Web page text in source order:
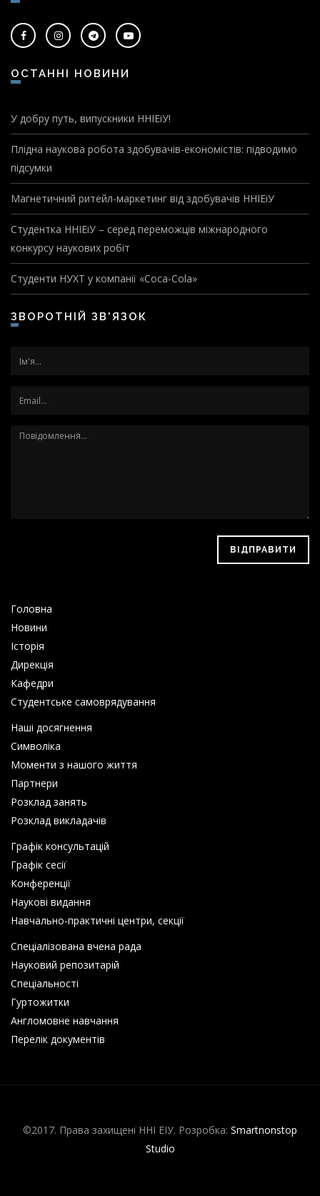
ОСТАННІ НОВИНИ
У добру путь, випускники ННІЕіУ!
Плідна наукова робота здобувачів-економістів: підводимо
підсумки
Магнетичний ритейл-маркетинг від здобувачів ННІЕіУ
Студентка ННІЕіУ – серед переможців міжнародного
конкурсу наукових робіт
Студенти НУХТ у компанії «Coca-Cola»
ЗВОРОТНІЙ ЗВ'ЯЗОК
ВІДПРАВИТИ
Головна
Новини
Історія
Дирекція
Кафедри
Студентське самоврядування
Наші досягнення
Символіка
Моменти з нашого життя
Партнери
Розклад занять
Розклад викладачів
Графік консультацій
Графік сесії
Конференції
Наукові видання
Навчально-практичні центри, секції
Спеціалізована вчена рада
Науковий репозитарій
Спеціальності
Гуртожитки
Англомовне навчання
Перелік документів
©2017. Права захищені ННІ ЕІУ. Розробка: Smartnonstop
Studio